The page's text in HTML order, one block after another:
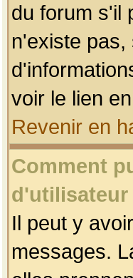
du forum s'il
n'existe
voir le lien
Revenir en
Comment
d'utilisateur
Il peut y
messages.